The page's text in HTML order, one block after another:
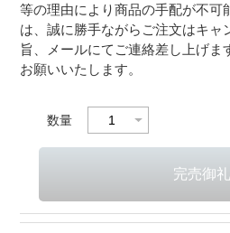
等の理由により商品の手配が不可
は、誠に勝手ながらご注文はキャ
旨、メールにてご連絡差し上げま
お願いいたします。
数量